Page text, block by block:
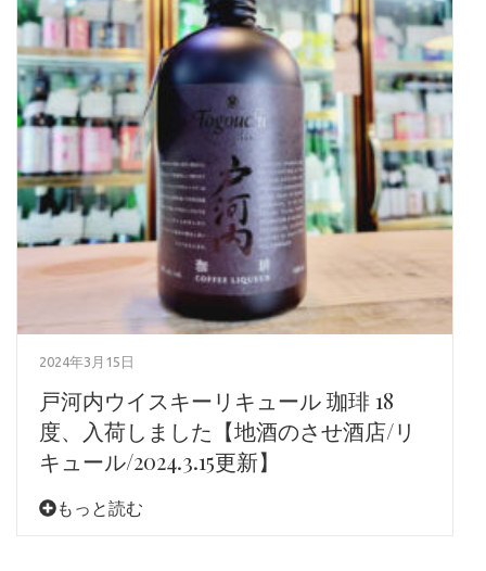
2024年3月15日
戸河内ウイスキーリキュール 珈琲 18
度、入荷しました【地酒のさせ酒店/リ
キュール/2024.3.15更新】
もっと読む